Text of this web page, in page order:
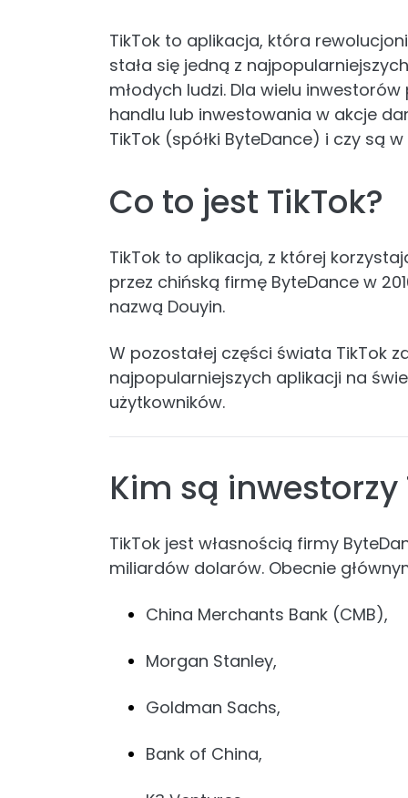
TikTok to aplikacja, która
stała się jedną z
młodych ludzi. Dla wielu
handlu lub inwestowania w akcje
TikTok (spółki ByteDance) i czy są
Co to jest TikTok?
TikTok to aplikacja, z której
przez chińską firmę ByteDance w
nazwą Douyin.
W pozostałej części świata TikTok
najpopularniejszych aplikacji na
użytkowników.
Kim są inwestorzy
TikTok jest własnością firmy
miliardów dolarów. Obecnie
China Merchants Bank (CMB),
Morgan Stanley,
Goldman Sachs,
Bank of China,